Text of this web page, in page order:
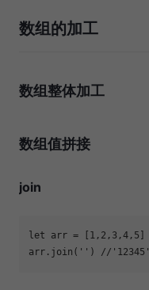
数组的加工
数组整体加工
数组值拼接
join
let arr = [ 1 , 2 , 3 ,4 , 5
arr.join( '' ) //'12345'